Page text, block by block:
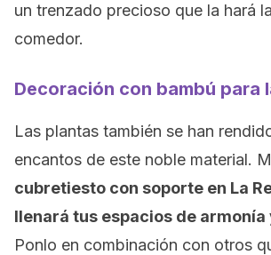
un trenzado precioso que la hará
comedor.
Decoración con bambú para
Las plantas también se han
encantos de este noble material.
cubretiesto con soporte en La
llenará tus espacios de armonía
Ponlo en combinación con otros